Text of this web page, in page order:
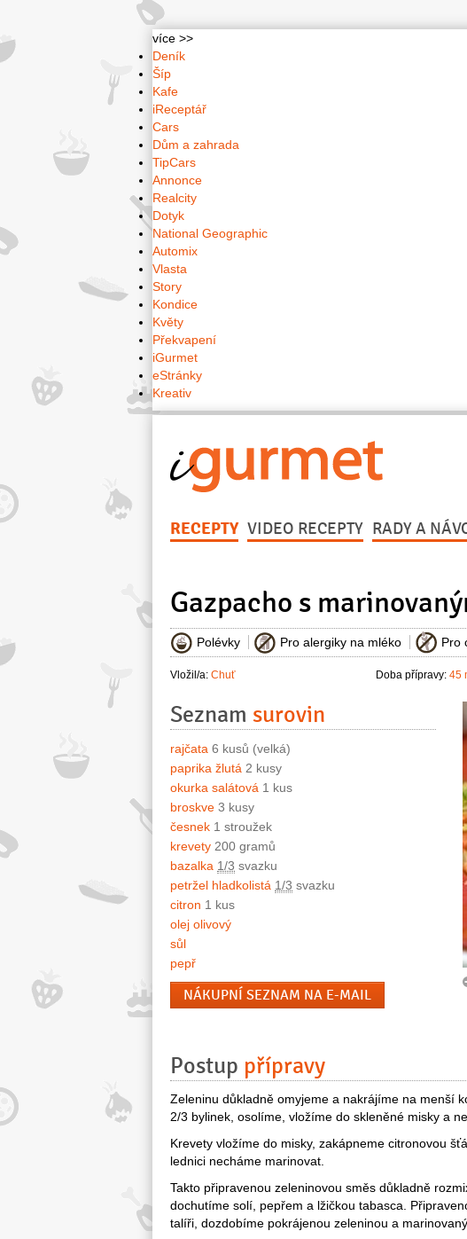
více >>
Deník
Šíp
Kafe
iReceptář
Cars
Dům a zahrada
TipCars
Annonce
Realcity
Dotyk
National Geographic
Automix
Vlasta
Story
Kondice
Květy
Překvapení
iGurmet
eStránky
Kreativ
RECEPTY VIDEO RECEPTY RADY A
Gazpacho s
Polévky Pro alergiky na mléko Pro
Vložil/a: Chuť Doba přípravy: 45
Seznam surovin
rajčata 6 kusů (velká)
paprika žlutá 2 kusy
okurka salátová 1 kus
broskve 3 kusy
česnek 1 stroužek
krevety 200 gramů
bazalka 1/3 svazku
petržel hladkolistá 1/3 svazku
citron 1 kus
olej olivový
sůl
pepř
NÁKUPNÍ SEZNAM NA E-MAIL
Postup přípravy
Zeleninu důkladně omyjeme a nakrájíme na menší
2/3 bylinek, osolíme, vložíme do skleněné misky a
Krevety vložíme do misky, zakápneme citronovou
lednici necháme marinovat.
Takto připravenou zeleninovou směs důkladně
dochutíme solí, pepřem a lžičkou tabasca.
talíři, dozdobíme pokrájenou zeleninou a